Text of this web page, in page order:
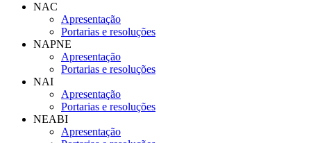
NAC
Apresentação
Portarias e resoluções
NAPNE
Apresentação
Portarias e resoluções
NAI
Apresentação
Portarias e resoluções
NEABI
Apresentação